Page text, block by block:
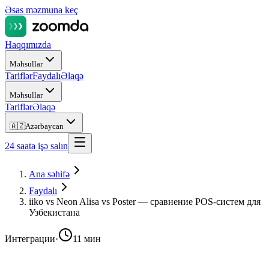
Əsas məzmuna keç
Haqqımızda
Məhsullar
TariflərFaydalıƏlaqə
Məhsullar
TariflərƏlaqə
🇦🇿Azərbaycan
24 saata işə salın
Ana səhifə
Faydalı
iiko vs Neon Alisa vs Poster — сравнение POS-систем для
Узбекистана
Интеграции· 11 мин